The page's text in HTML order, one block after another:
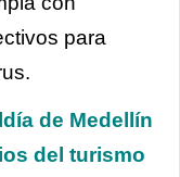
para
de Medellín
del turismo